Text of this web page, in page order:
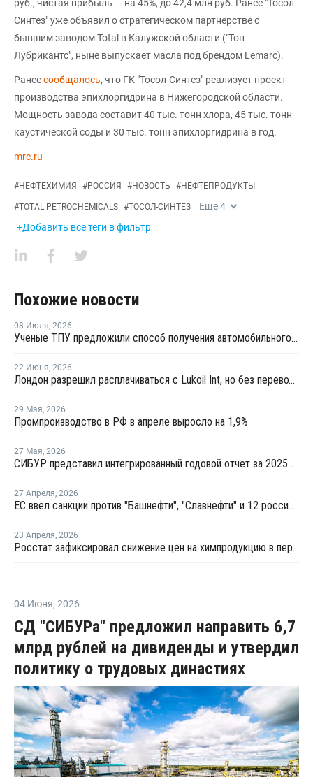
руб., чистая прибыль — на 45%, до 42,4 млн руб. Ранее "Тосол-
Синтез" уже объявил о стратегическом партнерстве с
бывшим заводом Total в Калужской области ("Топ
Лубрикантс", ныне выпускает масла под брендом Lemarc).
Ранеесообщалось, что ГК "Тосол-Синтез" реализует проект
производства эпихлоргидрина в Нижегородской области.
Мощность завода составит 40 тыс. тонн хлора, 45 тыс. тонн
каустической соды и 30 тыс. тонн эпихлоргидрина в год.
mrc.ru
#НЕФТЕХИМИЯ #РОССИЯ #НОВОСТЬ #НЕФТЕПРОДУКТЫ
#TOTAL PETROCHEMICALS #ТОСОЛ-СИНТЕЗ Еще4
+Добавить все теги в фильтр
Похожие новости
08 Июля, 2026
Ученые ТПУ предложили способ получения автомобильного бензина из пластиковых отходов
22 Июня, 2026
Лондон разрешил расплачиваться с Lukoil Int, но без перевода средств Лукойлу
29 Мая, 2026
Промпроизводство в РФ в апреле выросло на 1,9%
27 Мая, 2026
СИБУР представил интегрированный годовой отчет за 2025 год
27 Апреля, 2026
ЕС ввел санкции против "Башнефти", "Славнефти" и 12 российских НПЗ
23 Апреля, 2026
Росстат зафиксировал снижение цен на химпродукцию в первом квартале 2026 года
04 Июня, 2026
СД "СИБУРа" предложил направить 6,7
млрд рублей на дивиденды и утвердил
политику о трудовых династиях